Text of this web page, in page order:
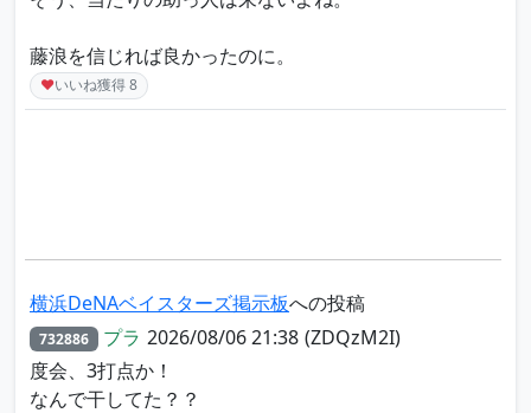
藤浪を信じれば良かったのに。
♥いいね獲得8
横浜DeNAベイスターズ掲示板への投稿
732886 プラ 2026/08/06 21:38 (ZDQzM2I)
度会、3打点か！
なんで干してた？？